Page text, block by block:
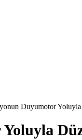
Duyumotor Yoluyla